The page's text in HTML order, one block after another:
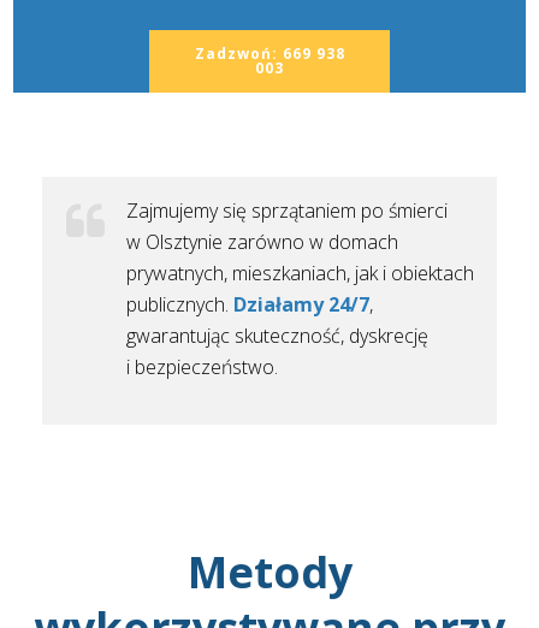
Zadzwoń: 669 938
003
Zajmujemy się sprzątaniem po śmierci
w Olsztynie zarówno w domach
prywatnych, mieszkaniach, jak i obiektach
publicznych. Działamy 24/7,
gwarantując skuteczność, dyskrecję
i bezpieczeństwo.
Metody